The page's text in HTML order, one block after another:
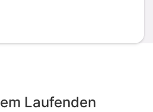
Laufenden